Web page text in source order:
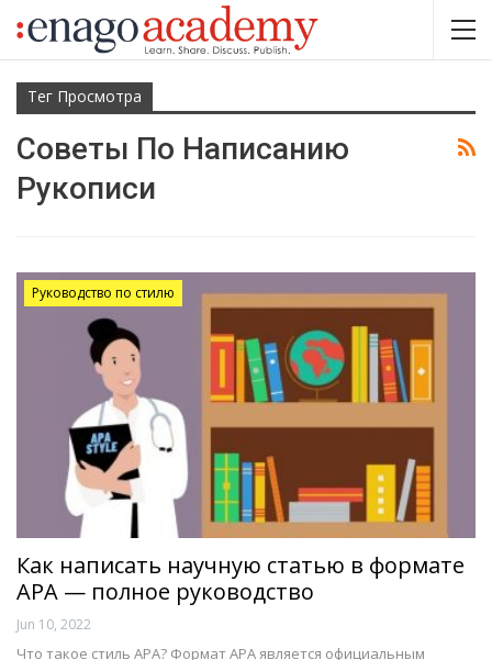
Тег Просмотра
Советы По Написанию
Рукописи
Руководство по стилю
Как написать научную статью в формате
APA — полное руководство
Jun 10, 2022
Что такое стиль АPА? Формат АРА является официальным